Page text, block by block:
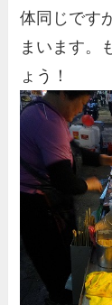
体同じです
まいます。
ょう！